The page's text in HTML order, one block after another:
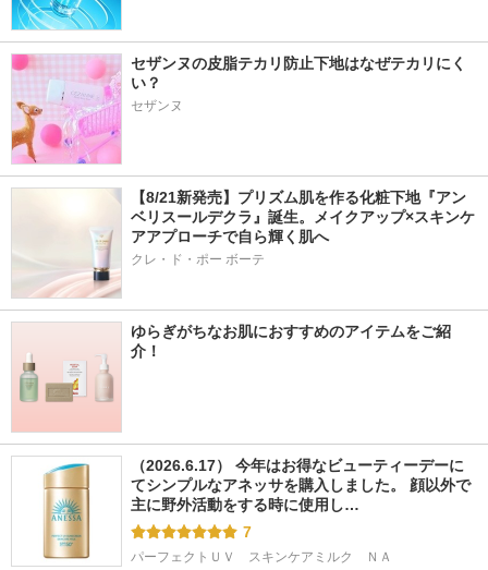
セザンヌの皮脂テカリ防止下地はなぜテカリにく
い？
セザンヌ
【8/21新発売】プリズム肌を作る化粧下地『アン
ベリスールデクラ』誕生。メイクアップ×スキンケ
アアプローチで自ら輝く肌へ
クレ・ド・ポー ボーテ
ゆらぎがちなお肌におすすめのアイテムをご紹
介！
（2026.6.17） 今年はお得なビューティーデーに
てシンプルなアネッサを購入しました。 顔以外で
主に野外活動をする時に使用し…
7
パーフェクトＵＶ　スキンケアミルク　ＮＡ